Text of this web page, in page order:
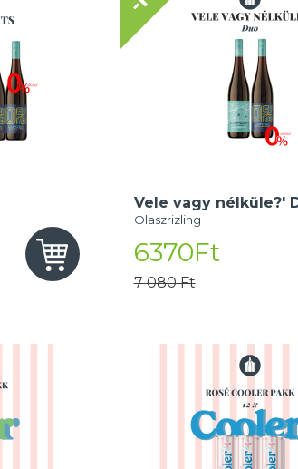
Vele vagy nélküle?'
Olaszrizling
6370Ft
7 080 Ft